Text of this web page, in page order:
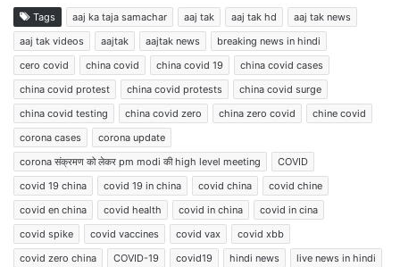
Tags aaj ka taja samachar aaj tak aaj tak hd
aaj tak news
aaj tak videos
aajtak aajtak news
breaking news in hindi
cero covid
china covid china covid 19
china covid cases
china covid protest
china covid protests
china covid surge
china covid testing
china covid zero china zero covid
chine covid
corona cases
corona update
corona संक्रमण को लेकर pm modi की high level meeting
COVID
covid 19 china
covid 19 in china covid china
covid chine
covid en china
covid health covid in china
covid in cina
covid spike
covid vaccines covid vax
covid xbb
covid zero china
COVID-19 covid19 hindi news
live news in hindi